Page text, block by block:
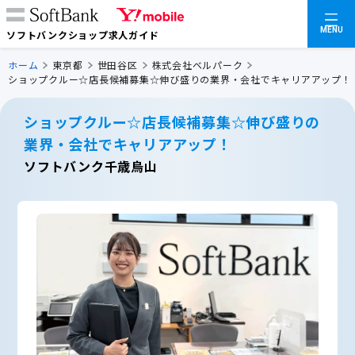
ソフトバンクショップ求人ガイド MENU
ホーム 東京都 世田谷区
株式会社ベルパーク
ショップクルー☆店長候補募集☆伸び盛りの業界・会社でキャリアアップ！
ショップクルー☆店長候補募集☆伸び盛りの
業界・会社でキャリアアップ！
ソフトバンク千歳烏山